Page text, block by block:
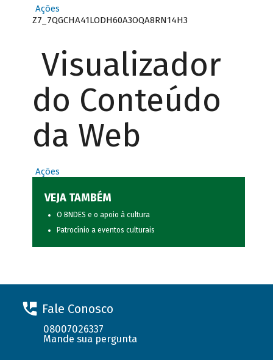
Ações
Z7_7QGCHA41LODH60A3OQA8RN14H3
Visualizador
do Conteúdo
da Web
Ações
VEJA TAMBÉM
O BNDES e o apoio à cultura
Patrocínio a eventos culturais
Fale Conosco
08007026337
Mande sua pergunta